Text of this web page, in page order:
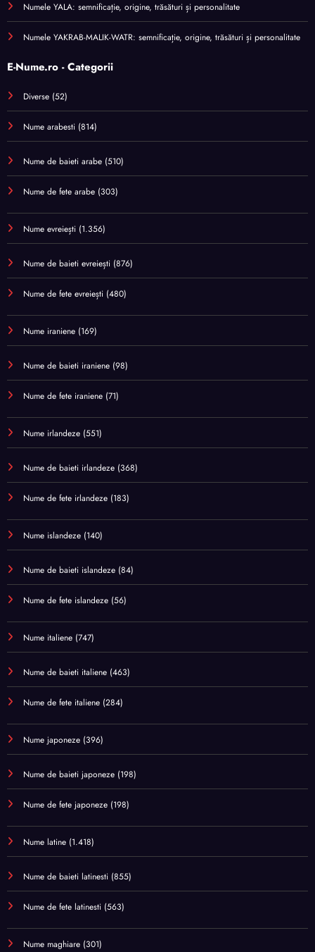
Numele YALA: semnificație, origine, trăsături și personalitate
Numele YAKRAB-MALIK-WATR: semnificație, origine, trăsături și personalitate
E-Nume.ro - Categorii
Diverse (52)
Nume arabesti (814)
Nume de baieti arabe (510)
Nume de fete arabe (303)
Nume evreiești (1.356)
Nume de baieti evreiești (876)
Nume de fete evreiești (480)
Nume iraniene (169)
Nume de baieti iraniene (98)
Nume de fete iraniene (71)
Nume irlandeze (551)
Nume de baieti irlandeze (368)
Nume de fete irlandeze (183)
Nume islandeze (140)
Nume de baieti islandeze (84)
Nume de fete islandeze (56)
Nume italiene (747)
Nume de baieti italiene (463)
Nume de fete italiene (284)
Nume japoneze (396)
Nume de baieti japoneze (198)
Nume de fete japoneze (198)
Nume latine (1.418)
Nume de baieti latinesti (855)
Nume de fete latinesti (563)
Nume maghiare (301)